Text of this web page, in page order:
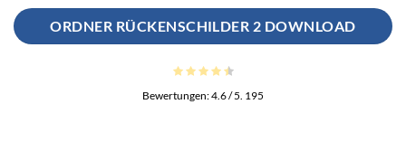
ORDNER RÜCKENSCHILDER 2 DOWNLOAD
Bewertungen:4.6/ 5. 195